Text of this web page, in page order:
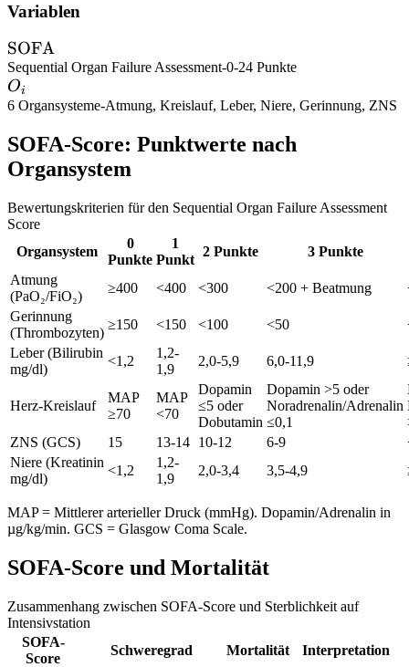
Variablen
\text{SOFA}
SOFA
Sequential Organ Failure Assessment-0-24 Punkte
O_i
Oi
6 Organsysteme-Atmung, Kreislauf, Leber, Niere, Gerinnung, ZNS
SOFA-Score: Punktwerte nach
Organsystem
Bewertungskriterien für den Sequential Organ Failure Assessment
Score
Organsystem
0
Punkte
1
Punkt
2 Punkte
3 Punkte
Atmung
(PaO₂/FiO₂)
≥400 <400 <300 <200 + Beatmung
Gerinnung
(Thrombozyten)
≥150 <150 <100 <50
Leber (Bilirubin
mg/dl)
<1,2
1,2-
1,9
2,0-5,9 6,0-11,9
Herz-Kreislauf
MAP
≥70
MAP
<70
Dopamin
≤5 oder
Dobutamin
Dopamin >5 oder
Noradrenalin/Adrenalin
≤0,1
ZNS (GCS)
15 13-14 10-12 6-9
Niere (Kreatinin
mg/dl)
<1,2
1,2-
1,9
2,0-3,4 3,5-4,9
MAP = Mittlerer arterieller Druck (mmHg). Dopamin/Adrenalin in
µg/kg/min. GCS = Glasgow Coma Scale.
SOFA-Score und Mortalität
Zusammenhang zwischen SOFA-Score und Sterblichkeit auf
Intensivstation
SOFA-
Score
Schweregrad Mortalität Interpretation